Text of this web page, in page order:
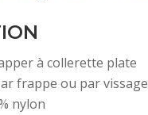
à collerette plate
frappe ou par vissage
nylon